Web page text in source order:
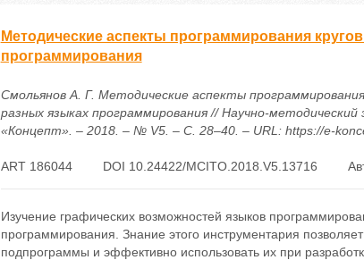
Методические аспекты программирования
программирования
Смольянов А. Г. Методические аспекты
разных языках программирования // Научно-
«Концепт». – 2018. – № V5. – С. 28–40. – URL: https://e-
ART 186044 DOI 10.24422/MCITO.2018.V5.13716
Изучение графических возможностей языков
программирования. Знание этого инструментария
подпрограммы и эффективно использовать их при